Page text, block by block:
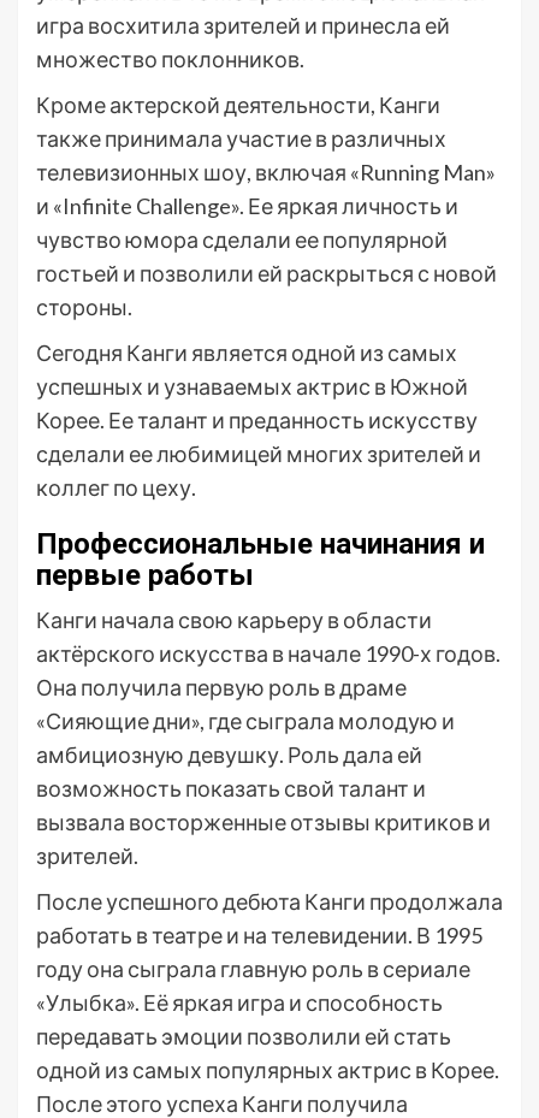
игра восхитила зрителей и принесла ей
множество поклонников.
Кроме актерской деятельности, Канги
также принимала участие в различных
телевизионных шоу, включая «Running Man»
и «Infinite Challenge». Ее яркая личность и
чувство юмора сделали ее популярной
гостьей и позволили ей раскрыться с новой
стороны.
Сегодня Канги является одной из самых
успешных и узнаваемых актрис в Южной
Корее. Ее талант и преданность искусству
сделали ее любимицей многих зрителей и
коллег по цеху.
Профессиональные начинания и
первые работы
Канги начала свою карьеру в области
актёрского искусства в начале 1990-х годов.
Она получила первую роль в драме
«Сияющие дни», где сыграла молодую и
амбициозную девушку. Роль дала ей
возможность показать свой талант и
вызвала восторженные отзывы критиков и
зрителей.
После успешного дебюта Канги продолжала
работать в театре и на телевидении. В 1995
году она сыграла главную роль в сериале
«Улыбка». Её яркая игра и способность
передавать эмоции позволили ей стать
одной из самых популярных актрис в Корее.
После этого успеха Канги получила